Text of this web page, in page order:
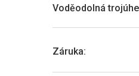
Záruka:
Voděodolná
0,0
5